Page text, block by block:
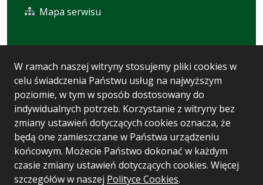
W ramach naszej witryny stosujemy pliki cookies w
celu świadczenia Państwu usług na najwyższym
poziomie, w tym w sposób dostosowany do
indywidualnych potrzeb. Korzystanie z witryny bez
zmiany ustawień dotyczących cookies oznacza, że
będą one zamieszczane w Państwa urządzeniu
końcowym. Możecie Państwo dokonać w każdym
czasie zmiany ustawień dotyczących cookies. Więcej
szczegółów w naszej Polityce Cookies.
Mapa serwisu
Statystyki oglądalności
Ostatnio dodane
Polityka prywatności
Wersja systemu: 5.7.0 [93]